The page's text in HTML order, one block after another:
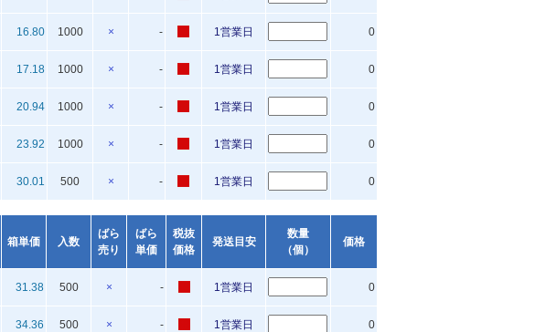
16.80 1000 × - 1営業日 0
17.18 1000 × - 1営業日 0
20.94 1000 × - 1営業日 0
23.92 1000 × - 1営業日 0
30.01 500 × - 1営業日 0
箱単価 入数
ばら
売り
ばら
単価
税抜
価格
発送目安
数量
（個）
価格
31.38 500 × - 1営業日 0
34.36 500 × - 1営業日 0